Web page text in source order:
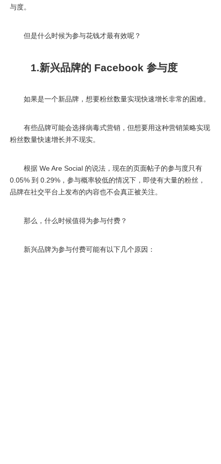
与度。
但是什么时候为参与花钱才最有效呢？
1.新兴品牌的 Facebook 参与度
如果是一个新品牌，想要粉丝数量实现快速增长非常的困难。
有些品牌可能会选择病毒式营销，但想要用这种营销策略实现
粉丝数量快速增长并不现实。
根据 We Are Social 的说法，现在的页面帖子的参与度只有
0.05% 到 0.29%，参与概率较低的情况下，即使有大量的粉丝，
品牌在社交平台上发布的内容也不会真正被关注。
那么，什么时候值得为参与付费？
新兴品牌为参与付费可能有以下几个原因：